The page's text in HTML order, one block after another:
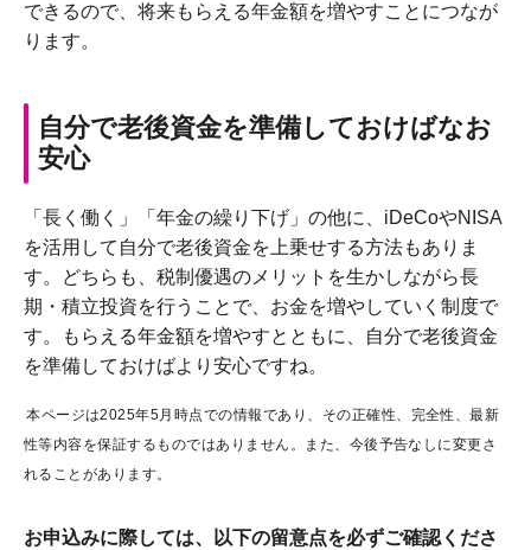
できるので、将来もらえる年金額を増やすことにつなが
ります。
自分で老後資金を準備しておけばなお
安心
「長く働く」「年金の繰り下げ」の他に、iDeCoやNISA
を活用して自分で老後資金を上乗せする方法もありま
す。どちらも、税制優遇のメリットを生かしながら長
期・積立投資を行うことで、お金を増やしていく制度で
す。もらえる年金額を増やすとともに、自分で老後資金
を準備しておけばより安心ですね。
本ページは2025年5月時点での情報であり、その正確性、完全性、最新
性等内容を保証するものではありません。また、今後予告なしに変更さ
れることがあります。
お申込みに際しては、以下の留意点を必ずご確認くださ